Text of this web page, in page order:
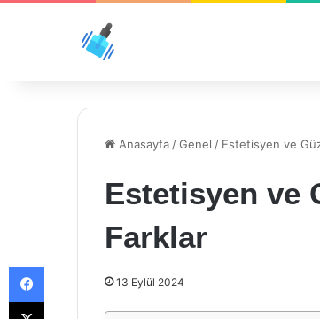
Anasayfa /Genel / Estetisyen ve
Estetisyen ve
Farklar
13 Eylül 2024
Facebook
X